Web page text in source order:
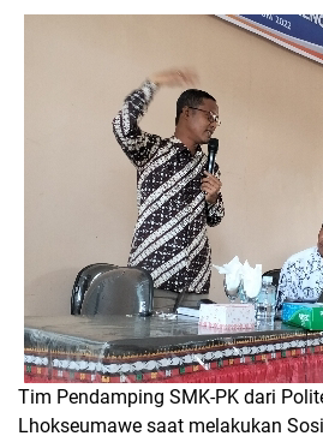
Tim Pendamping SMK-PK dari
Lhokseumawe saat melakukan